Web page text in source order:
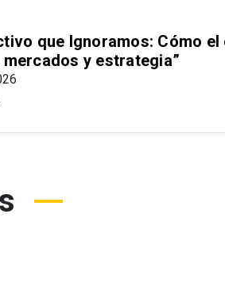
que Ignoramos: Cómo
y estrategia”